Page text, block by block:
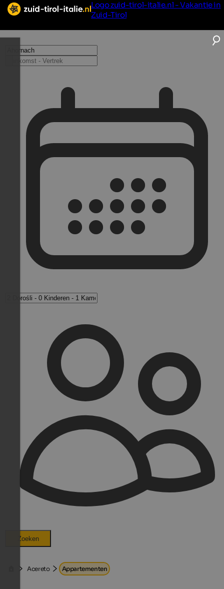
Logo zuid-tirol-italie.nl - Vakantie in
Zuid-Tirol
Zoeken
Acereto Appartementen